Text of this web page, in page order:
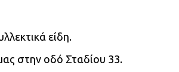
είδη.
στην οδό Σταδίου 33.